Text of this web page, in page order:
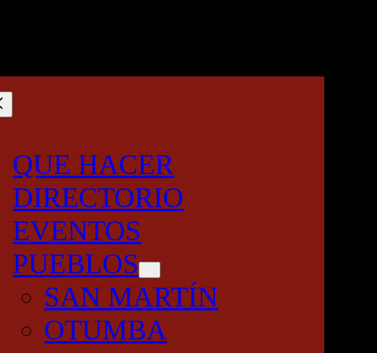
QUE HACER
DIRECTORIO
EVENTOS
PUEBLOS
SAN MARTÍN
OTUMBA